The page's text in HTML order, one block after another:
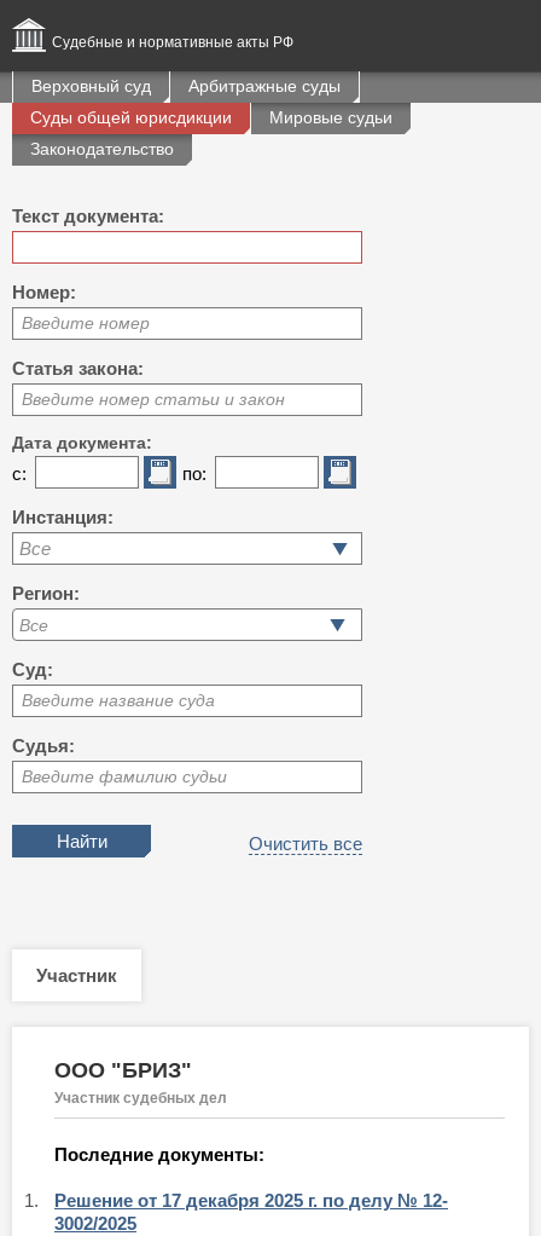
Судебные и нормативные акты РФ
Верховный суд
Арбитражные суды
Суды общей юрисдикции
Мировые судьи
Законодательство
Текст документа:
Номер:
Введите номер
Статья закона:
Введите номер статьи и закон
Дата документа:
с: по:
Инстанция:
Все
Регион:
Суд:
Введите название суда
Судья:
Введите фамилию судьи
Очистить все
Участник
ООО "БРИЗ"
Участник судебных дел
Последние документы:
1.
Решение от 17 декабря 2025 г. по делу № 12-
3002/2025